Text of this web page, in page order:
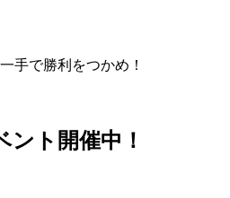
手で勝利をつかめ！
ント開催中！